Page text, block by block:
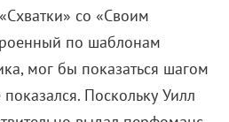
со «Своим
по шаблонам
мог бы показаться шагом
Поскольку Уилл